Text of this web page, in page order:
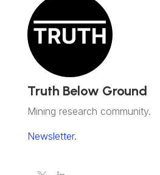
Truth Below Ground
Mining research community.
Newsletter.